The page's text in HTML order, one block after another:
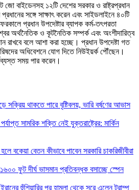
জো বাইডেনসহ ১২টি দেশের সরকার ও রাষ্ট্রপ্রধান
সঙ্গে সাক্ষাৎ করেন এবং সাইডলাইনে ৪০টি
প্রধান উপদেষ্টার ব্যাপক কর্ম-তৎপরতা
অর্থনৈতিক ও কূটনৈতিক সম্পর্ক এবং অংশীদারিত্ব
রাখবে বলে আশা করা হচ্ছে। প্রধান উপদেষ্টা গত
অধিবেশনে যোগ দিতে নিউইয়র্ক পৌঁছেন।
সময় পার করেন।
সক্রিয় থাকতে পারে বৃষ্টিবলয়, ভারি বর্ষণের আভাস
সামরিক শক্তি নেই যুক্তরাষ্ট্রের: মার্কিন
বকেয়া বেতন কীভাবে পাবেন সরকারি চাকরিজীবীরা
ফুট দীর্ঘ ভাসমান প্রতিবন্ধক বসাচ্ছে স্পেন
হুঁশিয়ারির পর হামলা থেকে সরে এলেন ট্রাম্প